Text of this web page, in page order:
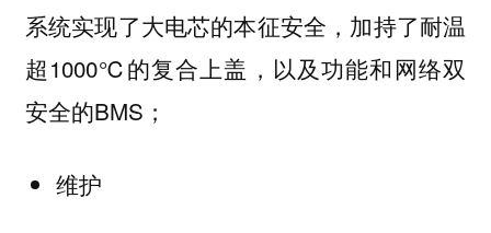
系统实现了大电芯的本征安全，加持了耐温
超1000℃的复合上盖，以及功能和网络双
安全的BMS；
维护